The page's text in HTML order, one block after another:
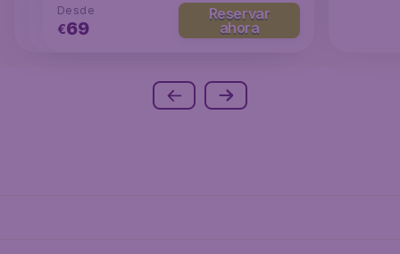
Desde
54
Reservar
ahora
Reservar
ahora
Desde
€69
Reservar
ahora